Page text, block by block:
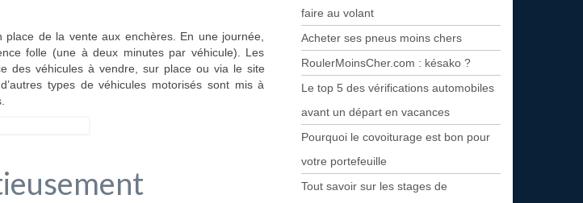
de la vente aux enchères. En une journée,
folle (une à deux minutes par véhicule). Les
des véhicules à vendre, sur place ou via le site
types de véhicules motorisés sont mis à
faire au volant
Acheter ses pneus moins chers
RoulerMoinsCher.com : késako ?
Le top 5 des vérifications automobiles
avant un départ en vacances
Pourquoi le covoiturage est bon pour
votre portefeuille
Tout savoir sur les stages de